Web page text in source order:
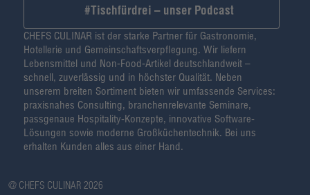
#Tischfürdrei – unser Podcast
CHEFS CULINAR ist der starke Partner für Gastronomie,
Hotellerie und Gemeinschaftsverpflegung. Wir liefern
Lebensmittel und Non-Food-Artikel deutschlandweit –
schnell, zuverlässig und in höchster Qualität. Neben
unserem breiten Sortiment bieten wir umfassende Services:
praxisnahes Consulting, branchenrelevante Seminare,
passgenaue Hospitality-Konzepte, innovative Software-
Lösungen sowie moderne Großküchentechnik. Bei uns
erhalten Kunden alles aus einer Hand.
@ CHEFS CULINAR 2026